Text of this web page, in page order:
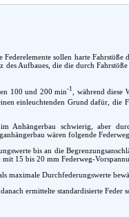
sollen harte
Aufbaues, die die durch
100 und 200 min-1
, während
einleuchtenden Grund dafür, die
Anhängerbau schwierig, aber
wären folgende
bis an die
15 bis 20 mm Federweg-
maximale Durchfederungswerte
ermittelte standardisierte Feder